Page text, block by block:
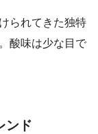
られてきた独特
酸味は少な目で
ンド